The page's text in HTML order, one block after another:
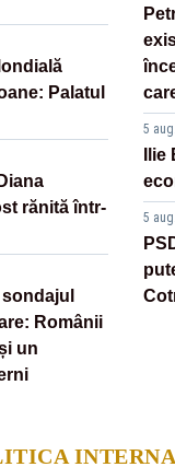
Palatul
rănită într-
Românii
un
5
5